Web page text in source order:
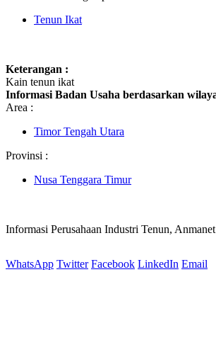
Tenun Ikat
Keterangan :
Kain tenun ikat
Informasi Badan Usaha berdasarkan
Area :
Timor Tengah Utara
Provinsi :
Nusa Tenggara Timur
Informasi Perusahaan Industri Tenun,
WhatsApp Twitter Facebook LinkedIn Email